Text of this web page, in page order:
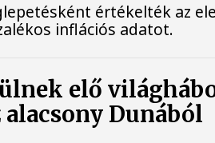
értékelték az
inflációs adatot.
elő
Dunából